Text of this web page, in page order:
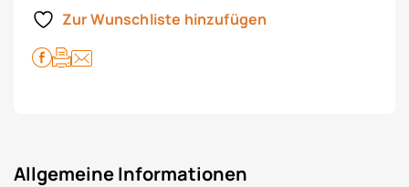
Zur Wunschliste hinzufügen
Allgemeine Informationen